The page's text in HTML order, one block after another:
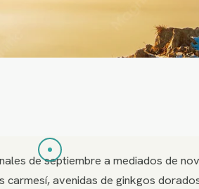
de septiembre a mediados de
avenidas de ginkgos